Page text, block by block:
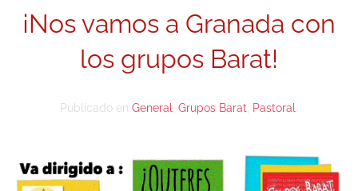
¡Nos vamos a Granada con
los grupos Barat!
Publicado en General Grupos Barat Pastoral